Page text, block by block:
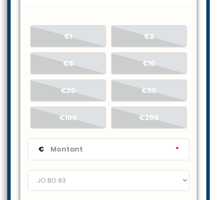
€1 €2
€5 €10
€20 €50
€100 €200
€ *